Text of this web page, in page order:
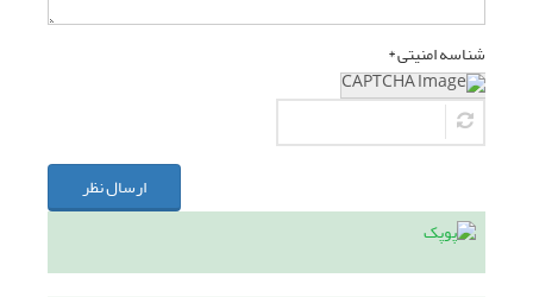
شناسه امنیتی *
ارسال نظر